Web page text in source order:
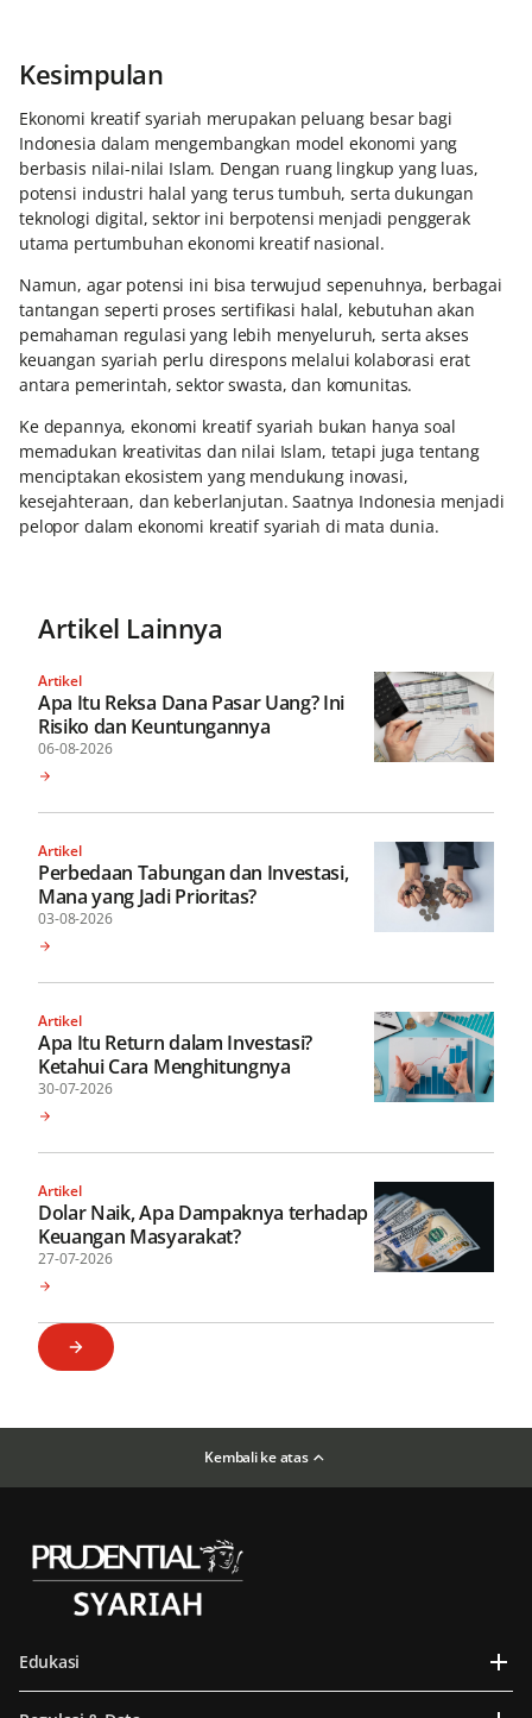
Kesimpulan
Ekonomi kreatif syariah merupakan peluang besar bagi
Indonesia dalam mengembangkan model ekonomi yang
berbasis nilai-nilai Islam. Dengan ruang lingkup yang luas,
potensi industri halal yang terus tumbuh, serta dukungan
teknologi digital, sektor ini berpotensi menjadi penggerak
utama pertumbuhan ekonomi kreatif nasional.
Namun, agar potensi ini bisa terwujud sepenuhnya, berbagai
tantangan seperti proses sertifikasi halal, kebutuhan akan
pemahaman regulasi yang lebih menyeluruh, serta akses
keuangan syariah perlu direspons melalui kolaborasi erat
antara pemerintah, sektor swasta, dan komunitas.
Ke depannya, ekonomi kreatif syariah bukan hanya soal
memadukan kreativitas dan nilai Islam, tetapi juga tentang
menciptakan ekosistem yang mendukung inovasi,
kesejahteraan, dan keberlanjutan. Saatnya Indonesia menjadi
pelopor dalam ekonomi kreatif syariah di mata dunia.
Artikel Lainnya
Artikel
Apa Itu Reksa Dana Pasar Uang? Ini
Risiko dan Keuntungannya
06-08-2026
Artikel
Perbedaan Tabungan dan Investasi,
Mana yang Jadi Prioritas?
03-08-2026
Artikel
Apa Itu Return dalam Investasi?
Ketahui Cara Menghitungnya
30-07-2026
Artikel
Dolar Naik, Apa Dampaknya terhadap
Keuangan Masyarakat?
27-07-2026
Kembali ke atas
Edukasi